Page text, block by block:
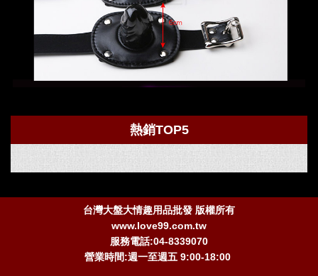
熱銷TOP5
台灣大盤大情趣用品批發 版權所有
www.love99.com.tw
服務電話:04-8339070
營業時間:週一至週五 9:00-18:00